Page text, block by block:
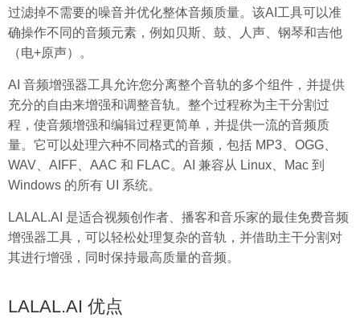
过滤掉不需要的噪音并优化整体音频质量。该AI工具可以准
确操作不同的音频元素，例如贝斯、鼓、人声、钢琴和吉他
（电+原声）。
AI 音频增强器工具允许您分离整个音轨的多个组件，并提供
充分的自由来增强和调整音轨。整个过程称为主干分割过
程，使音频增强和编辑过程更简单，并提供一流的音频质
量。它可以处理六种不同格式的音频，包括 MP3、OGG、
WAV、AIFF、AAC 和 FLAC。AI 兼容从 Linux、Mac 到
Windows 的所有 UI 系统。
LALAL.AI 是适合视频创作者、播客和音乐家的最佳免费音频
增强器工具，可以轻松处理复杂的音轨，并借助主干分割对
其进行增强，同时保持最高质量的音频。
LALAL.AI 优点